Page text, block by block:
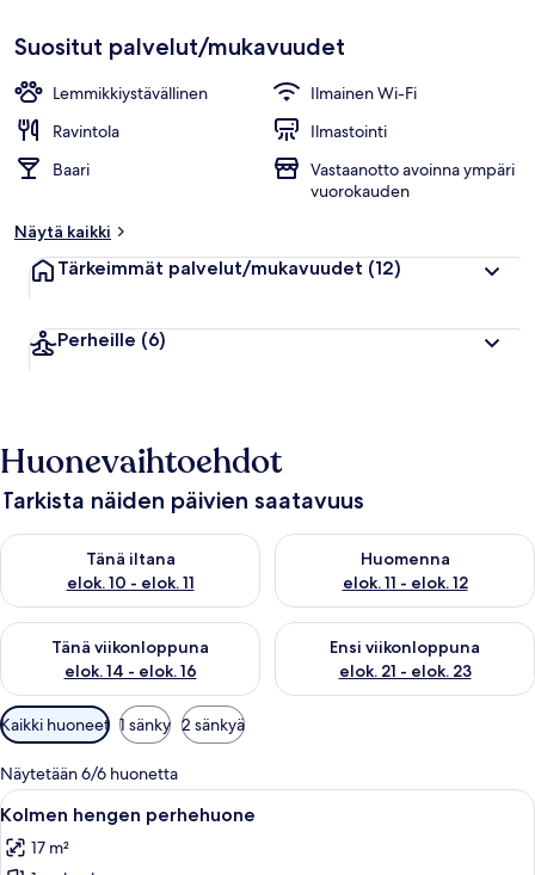
suosikki
u
r
v
s
a
Suositut palvelut/mukavuudet
Lemmikkiystävällinen
Ilmainen Wi-Fi
Ravintola
Ilmastointi
Baari
Vastaanotto avoinna ympäri
vuorokauden
Näytä kaikki
Tärkeimmät palvelut/mukavuudet (12)
Perheille (6)
Huonevaihtoehdot
Tarkista näiden päivien saatavuus
Tänä iltana
elok. 10 - elok. 11
Tarkista tämän illan saatavuus elok. 10 - elok. 11
Huomenna
elok. 11 - elok. 12
Tarkista huomisen saatavuus
Tänä viikonloppuna
elok. 14 - elok. 16
Tarkista tämän viikonlopun saatavuus elok. 14 - elok. 16
Ensi viikonloppuna
elok. 21 - elok. 23
Tarkista ensi viikonlopun
Huoneille
saatavilla
olevia
suodattimia
Kaikki huoneet 1 sänky 2 sänkyä
Näytetään 6/6 huonetta
Avaa
kaikki
huonetyypin
Hotellihuone, jossa on kaksi
10
Kolmen hengen perhehuone
17 m²